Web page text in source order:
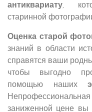
антиквариату,
старинной
Оценка старой
знаний в области
справятся ваши
чтобы выгодно
помощью наших
заниженной цене